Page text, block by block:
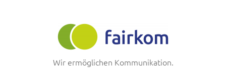
Wir ermöglichen Kommunikation.